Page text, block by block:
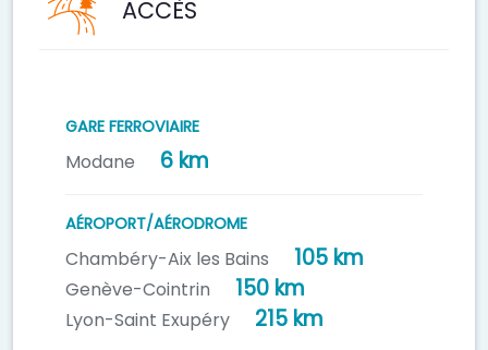
ACCÈS
GARE FERROVIAIRE
Modane 6 km
AÉROPORT/AÉRODROME
Chambéry-Aix les Bains 105 km
Genève-Cointrin 150 km
Lyon-Saint Exupéry 215 km